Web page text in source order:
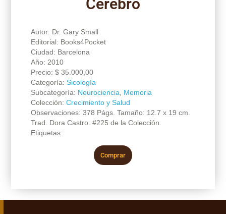
Cerebro
Autor: Dr. Gary Small
Editorial: Books4Pocket
Ciudad: Barcelona
Año: 2010
Precio: $35.000,00
Categoría: Sicología
Subcategoría: Neurociencia
Memoria
Colección: Crecimiento y Salud
Observaciones: 378 Págs. Tamaño: 12.7 x 19 cm.
Trad. Dora Castro. #225 de la Colección.
Etiquetas:
Comprar